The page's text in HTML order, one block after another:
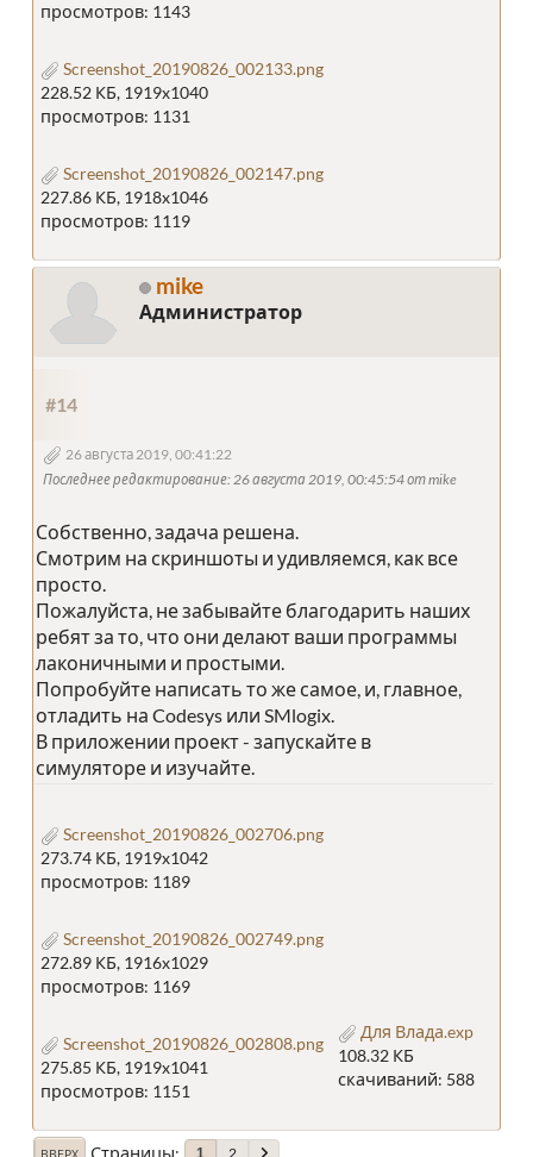
просмотров: 1143
Screenshot_20190826_002133.png
228.52 КБ, 1919x1040
просмотров: 1131
Screenshot_20190826_002147.png
227.86 КБ, 1918x1046
просмотров: 1119
mike
Администратор
#14
26 августа 2019, 00:41:22
Последнее редактирование: 26 августа 2019, 00:45:54 от mike
Собственно, задача решена.
Смотрим на скриншоты и удивляемся, как все
просто.
Пожалуйста, не забывайте благодарить наших
ребят за то, что они делают ваши программы
лаконичными и простыми.
Попробуйте написать то же самое, и, главное,
отладить на Codesys или SMlogix.
В приложении проект - запускайте в
симуляторе и изучайте.
Screenshot_20190826_002706.png
273.74 КБ, 1919x1042
просмотров: 1189
Screenshot_20190826_002749.png
272.89 КБ, 1916x1029
просмотров: 1169
Screenshot_20190826_002808.png
275.85 КБ, 1919x1041
просмотров: 1151
Для Влада.exp
108.32 КБ
скачиваний: 588
1 2